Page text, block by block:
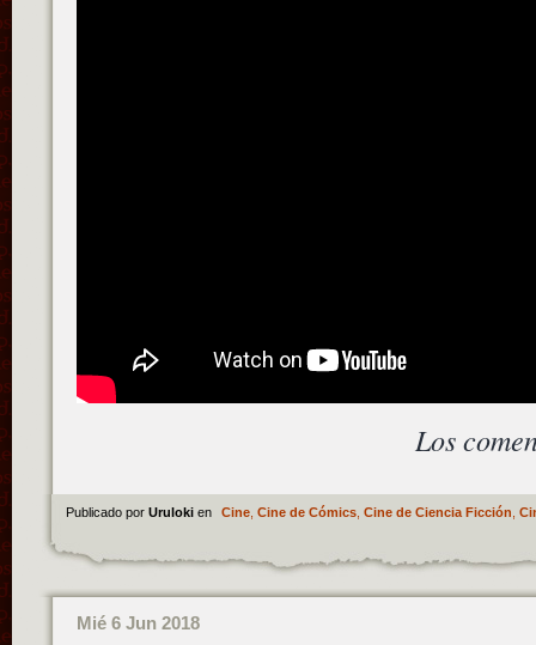
Los
Publicado por Uruloki en Cine, Cine de Cómics, Cine de Ciencia Ficción
Mié 6 Jun 2018